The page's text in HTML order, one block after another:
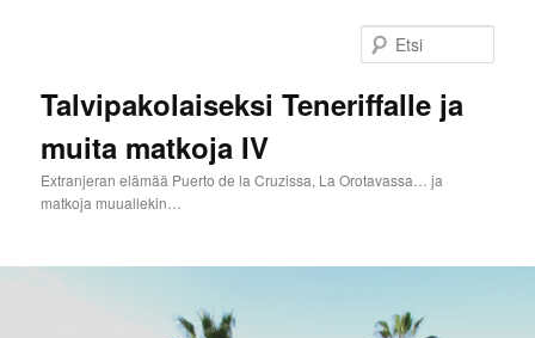
Talvipakolaiseksi Teneriffalle ja
muita matkoja IV
Extranjeran elämää Puerto de la Cruzissa, La Orotavassa… ja
matkoja muuallekin…